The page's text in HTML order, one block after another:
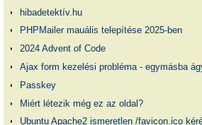
hibadetektív.hu
PHPMailer mauális telepítése 2025-ben
2024 Advent of Code
Ajax form kezelési probléma - egymásba
Passkey
Miért létezik még ez az oldal?
Ubuntu Apache2 ismeretlen /favicon.ico